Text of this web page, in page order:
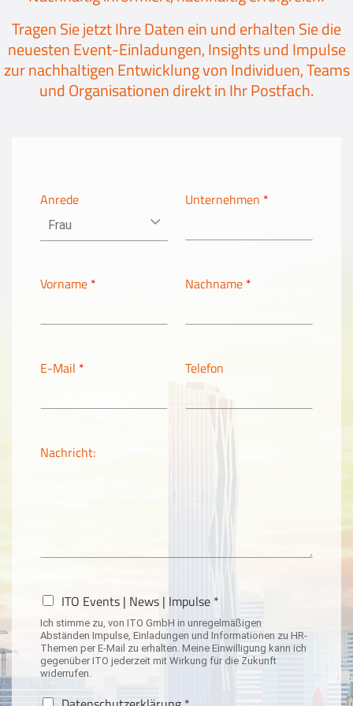
Events
Kontakt
Tragen Sie jetzt Ihre Daten ein und erhalten Sie die
neuesten Event-Einladungen, Insights und Impulse
zur nachhaltigen Entwicklung von Individuen, Teams
und Organisationen direkt in Ihr Postfach.
Anrede Unternehmen *
Vorname * Nachname *
E-Mail * Telefon
Nachricht:
N
e
w
s
l
e
t
ITO Events | News | Impulse *
Ich stimme zu, von ITO GmbH in unregelmäßigen
Abständen Impulse, Einladungen und Informationen zu HR-
Themen per E-Mail zu erhalten. Meine Einwilligung kann ich
gegenüber ITO jederzeit mit Wirkung für die Zukunft
widerrufen.